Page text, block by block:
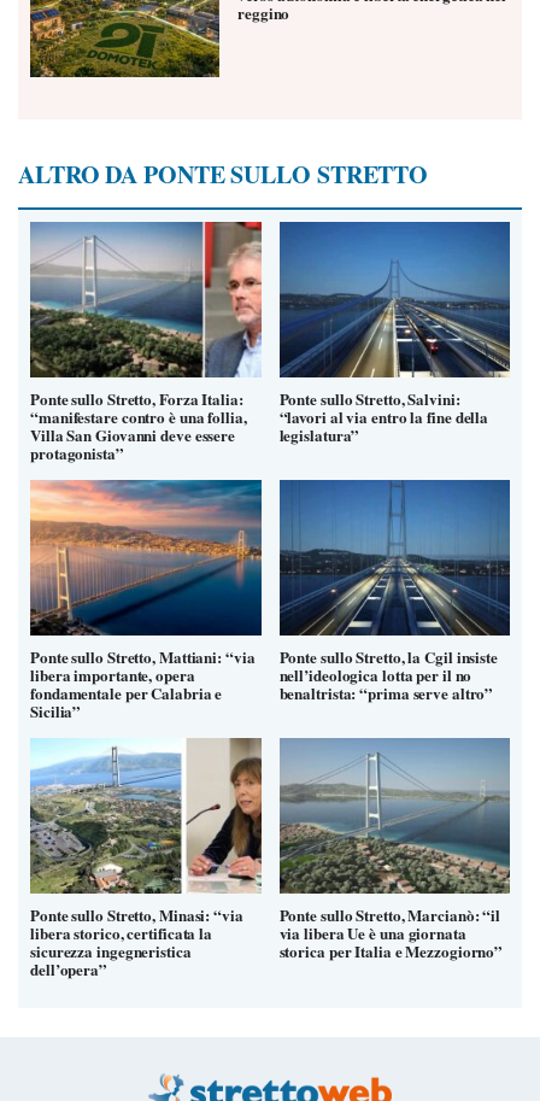
reggino
ALTRO DA PONTE SULLO STRETTO
Ponte sullo Stretto, Forza Italia:
“manifestare contro è una follia,
Villa San Giovanni deve essere
protagonista”
Ponte sullo Stretto, Salvini:
“lavori al via entro la fine della
legislatura”
Ponte sullo Stretto, Mattiani: “via
libera importante, opera
fondamentale per Calabria e
Sicilia”
Ponte sullo Stretto, la Cgil insiste
nell’ideologica lotta per il no
benaltrista: “prima serve altro”
Ponte sullo Stretto, Minasi: “via
libera storico, certificata la
sicurezza ingegneristica
dell’opera”
Ponte sullo Stretto, Marcianò: “il
via libera Ue è una giornata
storica per Italia e Mezzogiorno”